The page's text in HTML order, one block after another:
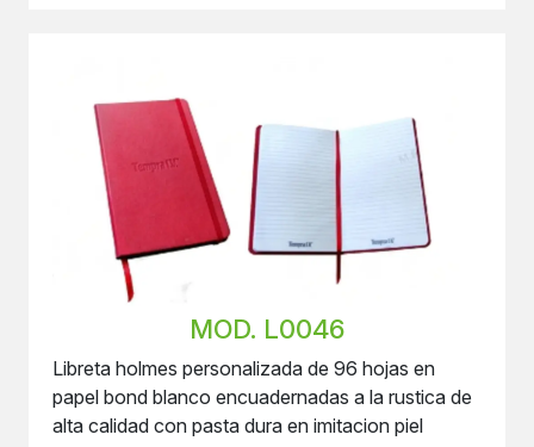
MOD. L0046
Libreta holmes personalizada de 96 hojas en
papel bond blanco encuadernadas a la rustica de
alta calidad con pasta dura en imitacion piel